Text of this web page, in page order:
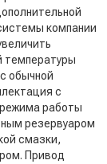
компании
температуры
обычной
с
работы
резервуаром
смазки,
Привод